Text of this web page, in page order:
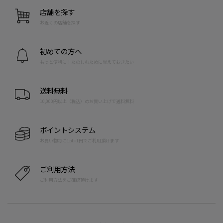
店舗を探す
お近くの店舗を探す
初めての方へ
もっと便利に！たのしむために覚えておきたい
送料無料
10,000円以上（税込）のお買い上げで送料無料
ポイントシステム
お買い物毎に1pt=1円でご利用頂けます
ご利用方法
ご利用方法をご確認頂けます